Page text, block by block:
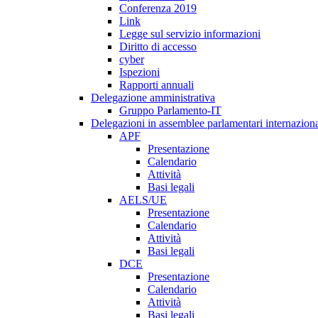
Conferenza 2019
Link
Legge sul servizio informazioni
Diritto di accesso
cyber
Ispezioni
Rapporti annuali
Delegazione amministrativa
Gruppo Parlamento-IT
Delegazioni in assemblee parlamentari
APF
Presentazione
Calendario
Attività
Basi legali
AELS/UE
Presentazione
Calendario
Attività
Basi legali
DCE
Presentazione
Calendario
Attività
Basi legali